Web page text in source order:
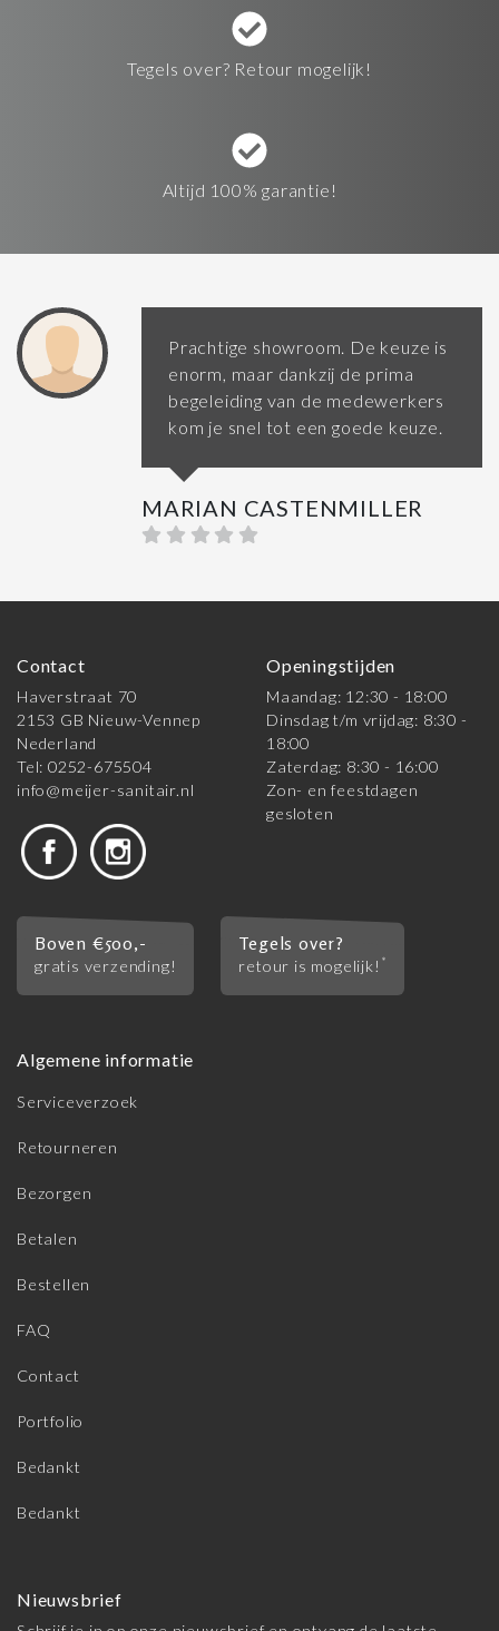
Tegels over? Retour mogelijk!
Altijd 100% garantie!
Prachtige showroom. De keuze is
enorm, maar dankzij de prima
begeleiding van de medewerkers
kom je snel tot een goede keuze.
MARIAN CASTENMILLER
Contact
Haverstraat 70
2153 GB Nieuw-Vennep
Nederland
Tel: 0252-675504
info@meijer-sanitair.nl
Openingstijden
Maandag: 12:30 - 18:00
Dinsdag t/m vrijdag: 8:30 -
18:00
Zaterdag: 8:30 - 16:00
Zon- en feestdagen
gesloten
Boven €500,-
gratis verzending!
Tegels over?
retour is mogelijk! *
Algemene informatie
Serviceverzoek
Retourneren
Bezorgen
Betalen
Bestellen
FAQ
Contact
Portfolio
Bedankt
Bedankt
Nieuwsbrief